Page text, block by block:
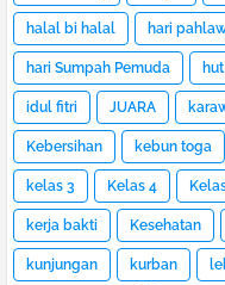
halal bi halal hari
hari Sumpah Pemuda hut
idul fitri JUARA
Kebersihan kebun toga
kelas 3 Kelas 4
kerja bakti Kesehatan
kunjungan kurban